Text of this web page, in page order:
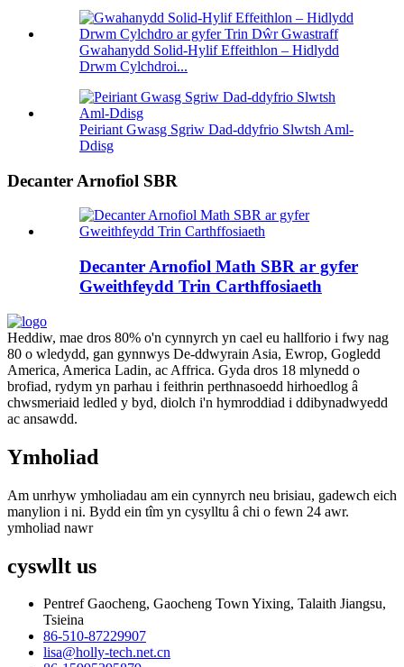
Gwahanydd Solid-Hylif Effeithlon – Hidlydd
Drwm Cylchdroi...
Peiriant Gwasg Sgriw Dad-ddyfrio Slwtsh Aml-
Ddisg
Decanter Arnofiol SBR
Decanter Arnofiol Math SBR ar gyfer
Gweithfeydd Trin Carthffosiaeth
Heddiw, mae dros 80% o'n cynnyrch yn cael eu hallforio i fwy nag
80 o wledydd, gan gynnwys De-ddwyrain Asia, Ewrop, Gogledd
America, America Ladin, ac Affrica. Gyda dros 18 mlynedd o
brofiad, rydym yn parhau i feithrin perthnasoedd hirhoedlog â
chwsmeriaid ledled y byd, diolch i'n hymroddiad i ddibynadwyedd
ac ansawdd.
Ymholiad
Am unrhyw ymholiadau am ein cynnyrch neu brisiau, gadewch eich
manylion i ni. Bydd ein tîm yn cysylltu â chi o fewn 24 awr.
ymholiad nawr
cyswllt us
Pentref Gaocheng, Gaocheng Town Yixing, Talaith Jiangsu,
Tsieina
86-510-87229907
lisa@holly-tech.net.cn